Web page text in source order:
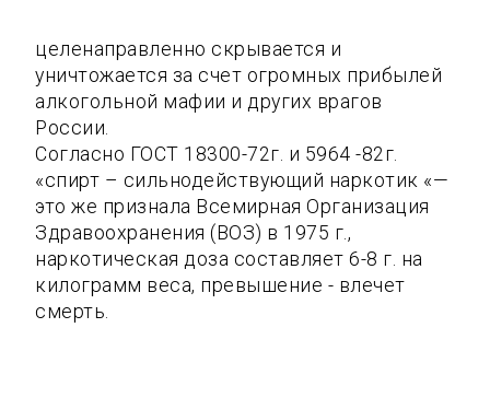
целенаправленно скрывается и
уничтожается за счет огромных прибылей
алкогольной мафии и других врагов
России.
Согласно ГОСТ 18300-72г. и 5964 -82г.
«спирт – сильнодействующий наркотик «—
это же признала Всемирная Организация
Здравоохранения (ВОЗ) в 1975 г.,
наркотическая доза составляет 6-8 г. на
килограмм веса, превышение - влечет
смерть.